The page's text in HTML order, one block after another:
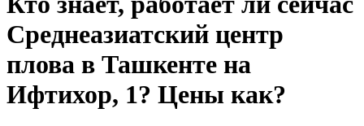
Среднеазиатский центр
плова в Ташкенте на
Ифтихор, 1? Цены как?